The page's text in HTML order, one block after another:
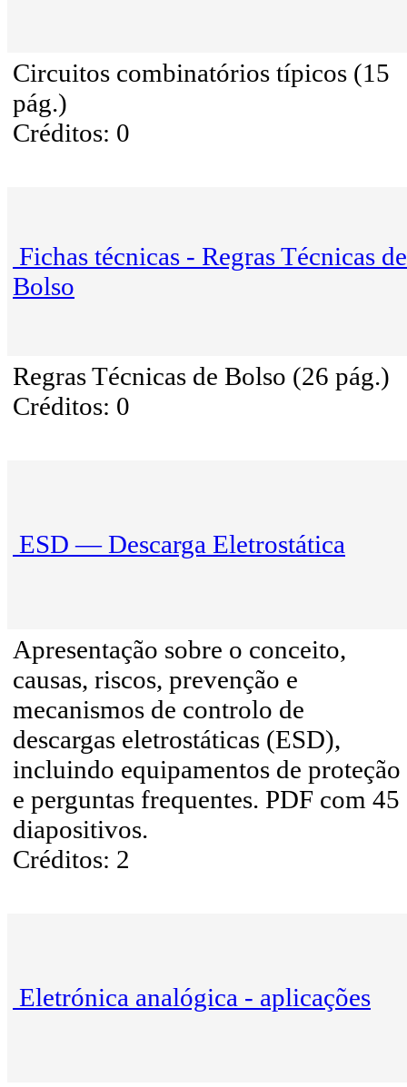
Circuitos combinatórios típicos (15
pág.)
Créditos: 0
Fichas técnicas - Regras Técnicas de
Bolso
Regras Técnicas de Bolso (26 pág.)
Créditos: 0
ESD — Descarga Eletrostática
Apresentação sobre o conceito,
causas, riscos, prevenção e
mecanismos de controlo de
descargas eletrostáticas (ESD),
incluindo equipamentos de proteção
e perguntas frequentes. PDF com 45
diapositivos.
Créditos: 2
Eletrónica analógica - aplicações